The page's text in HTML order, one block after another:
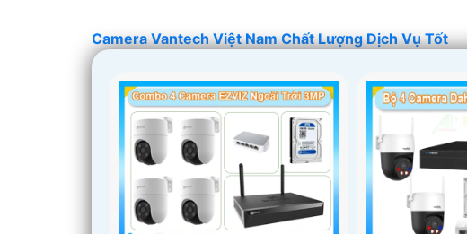
Camera Vantech Việt Nam Chất Lượng Dịch Vụ Tốt